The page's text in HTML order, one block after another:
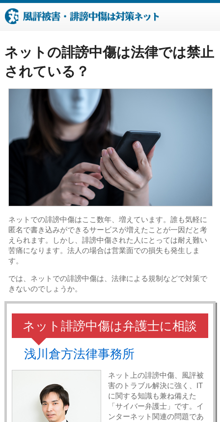
ネットの誹謗中傷は法律では禁止
されている？
ネットでの誹謗中傷はここ数年、増えています。誰も気軽に
匿名で書き込みができるサービスが増えたことが一因だと考
えられます。しかし、誹謗中傷された人にとっては耐え難い
苦痛になります。法人の場合は営業面での損失も発生しま
す。
では、ネットでの誹謗中傷は、法律による規制などで対策で
きないのでしょうか。
ネット誹謗中傷は弁護士に相談
浅川倉方法律事務所
ネット上の誹謗中傷、風評被
害のトラブル解決に強く、IT
に関する知識も兼ね備えた
「サイバー弁護士」です。イ
ンターネット関連の問題であ